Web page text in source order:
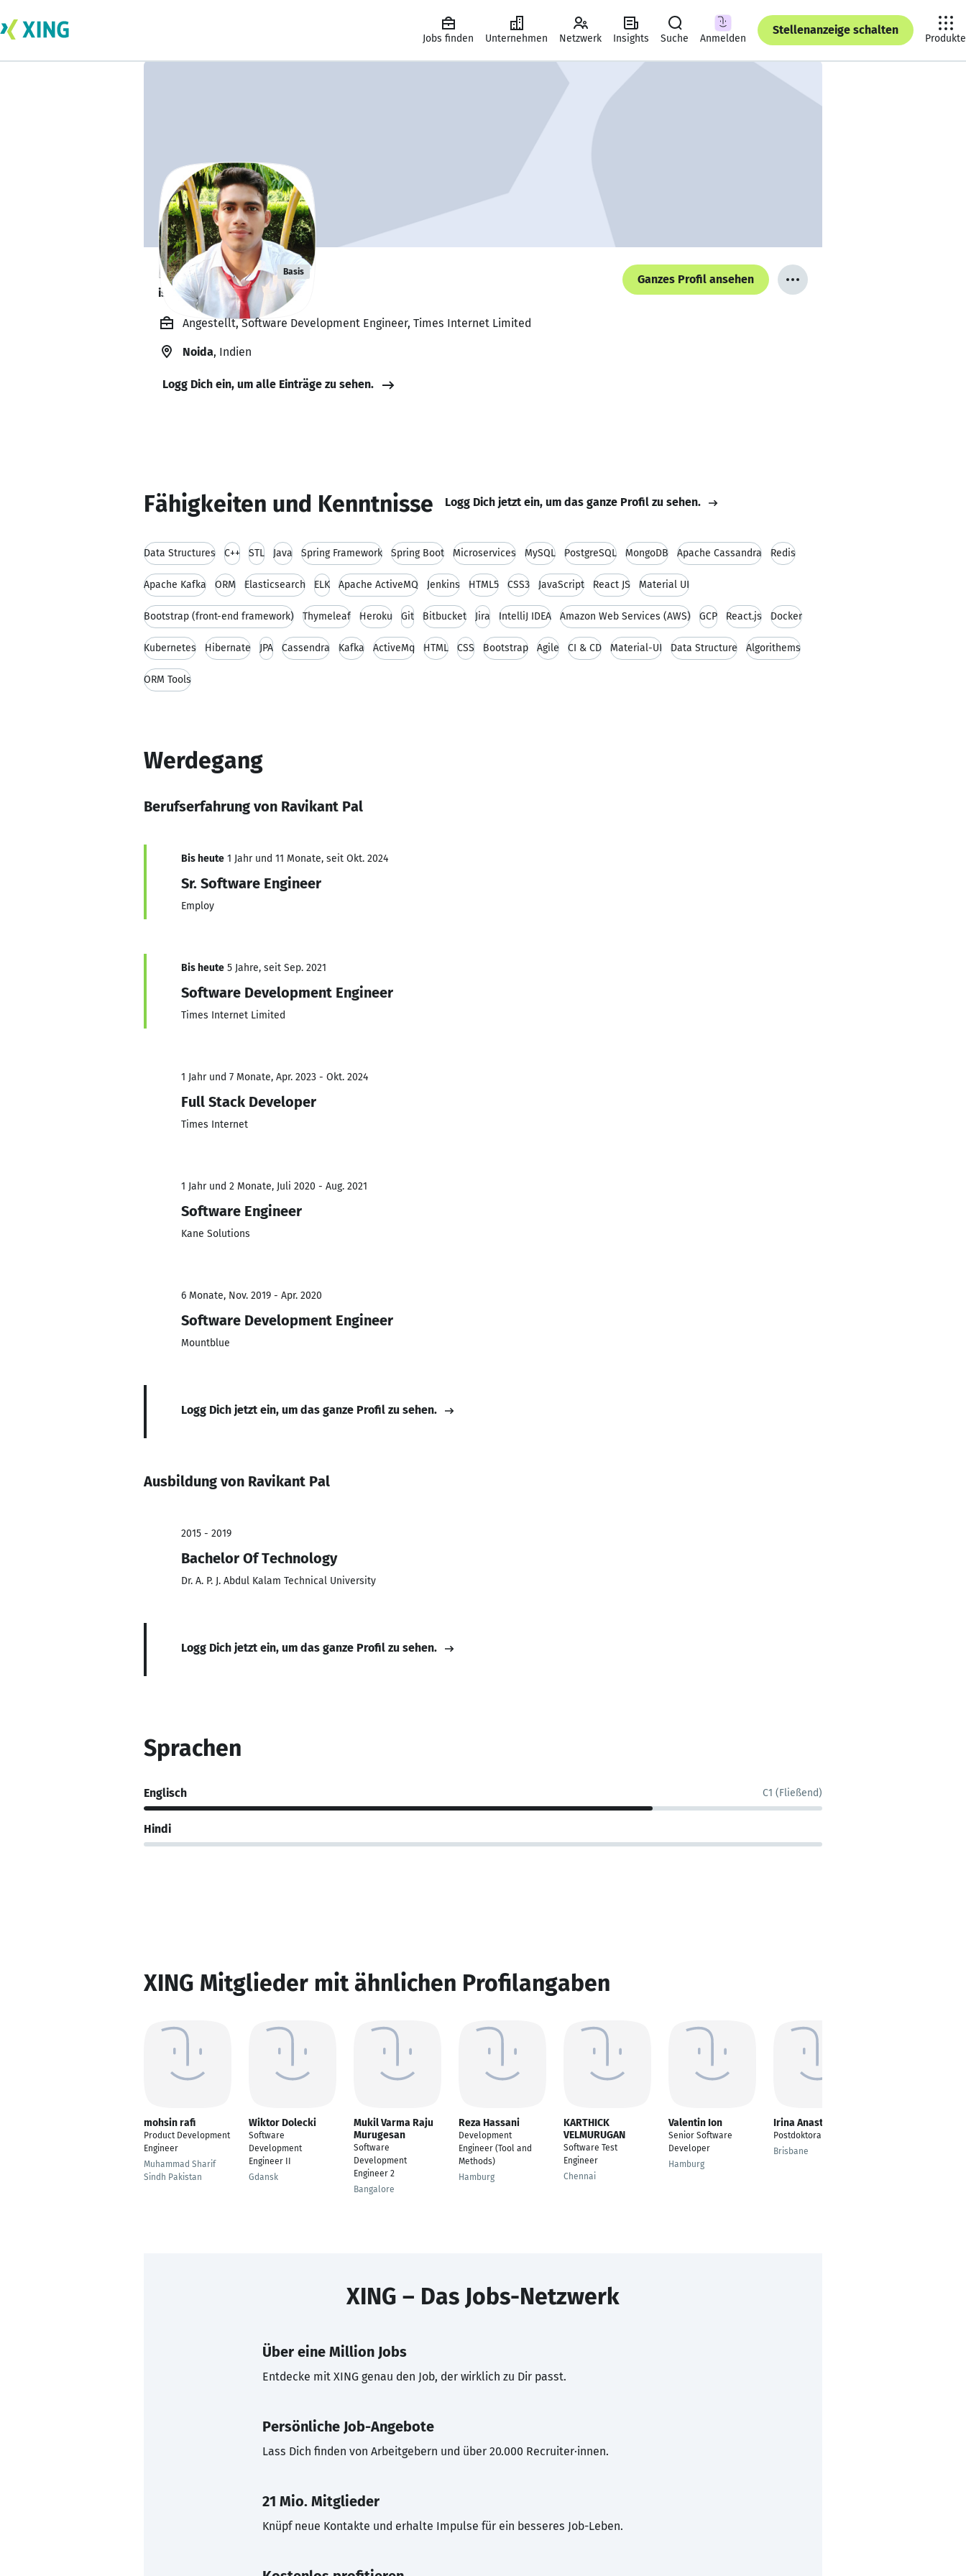
Jobs finden Unternehmen Netzwerk Insights Suche Anmelden
Stellenanzeige schalten
Produkte
Ravikant Pal Basis
is working from home. 🏡
Ganzes Profil ansehen
Angestellt, Software Development Engineer, Times Internet Limited
Noida, Indien
Logg Dich ein, um alle Einträge zu sehen.
Fähigkeiten und Kenntnisse Logg Dich jetzt ein, um das ganze Profil zu sehen.
Data Structures C++ STL Java Spring Framework Spring Boot Microservices MySQL PostgreSQL MongoDB Apache Cassandra Redis
Apache Kafka ORM Elasticsearch ELK Apache ActiveMQ Jenkins HTML5 CSS3 JavaScript React JS Material UI
Bootstrap (front-end framework) Thymeleaf Heroku Git Bitbucket Jira IntelliJ IDEA Amazon Web Services (AWS) GCP React.js Docker
Kubernetes Hibernate JPA Cassendra Kafka ActiveMq HTML CSS Bootstrap Agile CI & CD Material-UI Data Structure Algorithems
ORM Tools
Werdegang
Berufserfahrung von Ravikant Pal
Bis heute 1 Jahr und 11 Monate, seit Okt. 2024
Sr. Software Engineer
Employ
Bis heute 5 Jahre, seit Sep. 2021
Software Development Engineer
Times Internet Limited
1 Jahr und 7 Monate, Apr. 2023 - Okt. 2024
Full Stack Developer
Times Internet
1 Jahr und 2 Monate, Juli 2020 - Aug. 2021
Software Engineer
Kane Solutions
6 Monate, Nov. 2019 - Apr. 2020
Software Development Engineer
Mountblue
Logg Dich jetzt ein, um das ganze Profil zu sehen.
Ausbildung von Ravikant Pal
2015 - 2019
Bachelor Of Technology
Dr. A. P. J. Abdul Kalam Technical University
Logg Dich jetzt ein, um das ganze Profil zu sehen.
Sprachen
Englisch C1 (Fließend)
Hindi
XING Mitglieder mit ähnlichen Profilangaben
mohsin rafi
Product Development
Engineer
Muhammad Sharif
Sindh Pakistan
Wiktor Dolecki
Software
Development
Engineer II
Gdansk
Mukil Varma Raju
Murugesan
Software
Development
Engineer 2
Bangalore
Reza Hassani
Development
Engineer (Tool and
Methods)
Hamburg
KARTHICK
VELMURUGAN
Software Test
Engineer
Chennai
Valentin Ion
Senior Software
Developer
Hamburg
Irina Anastasiu
Postdoktorandin
Brisbane
XING – Das Jobs-Netzwerk
Über eine Million Jobs
Entdecke mit XING genau den Job, der wirklich zu Dir passt.
Persönliche Job-Angebote
Lass Dich finden von Arbeitgebern und über 20.000 Recruiter·innen.
21 Mio. Mitglieder
Knüpf neue Kontakte und erhalte Impulse für ein besseres Job-Leben.